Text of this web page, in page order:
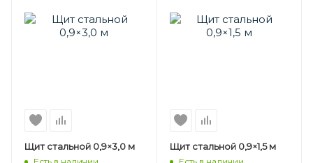
Щит стальной 0,9×3,0 м Щит стальной 0,9×1,5 м